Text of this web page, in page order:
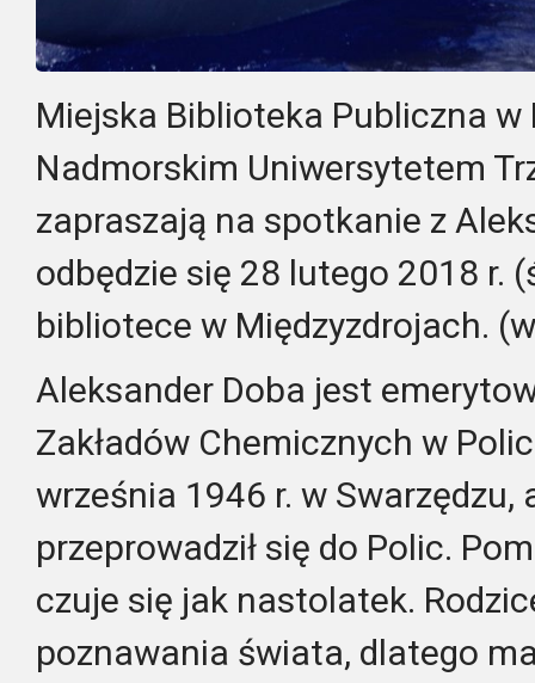
Miejska Biblioteka Publiczna w
Nadmorskim Uniwersytetem
zapraszają na spotkanie z
odbędzie się 28 lutego 2018 r.
bibliotece w Międzyzdrojach.
Aleksander Doba jest
Zakładów Chemicznych w
września 1946 r. w Swarzędzu,
przeprowadził się do Polic.
czuje się jak nastolatek.
poznawania świata, dlatego